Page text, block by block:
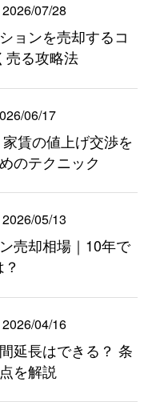
2026/07/28
ョンを売却するコ
売る攻略法
06/17
賃の値上げ交渉を
のテクニック
2026/05/13
売却相場｜10年で
2026/04/16
延長はできる？ 条
を解説